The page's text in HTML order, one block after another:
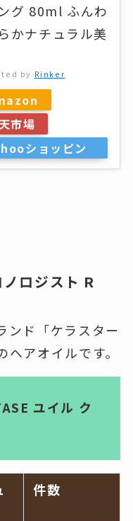
グ 80ml ふんわ
かナチュラル美
by Rinker
市場
ショッピン
ロジスト R
ンド「ケラスター
アオイルです。
ユイル ク
件数